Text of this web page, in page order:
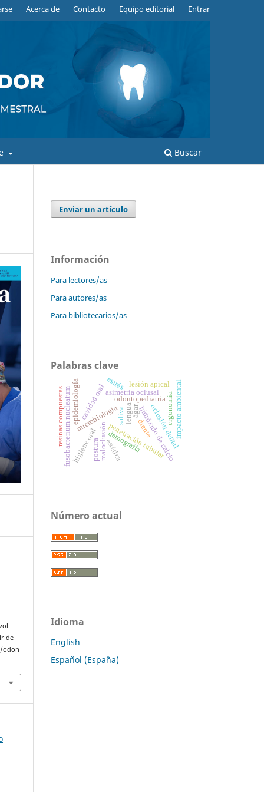
Buscar
Acerca de Contacto Equipo editorial Entrar
de
odon
Enviar un artículo
Información
Para lectores/as
Para autores/as
Para bibliotecarios/as
Palabras clave
microbiologiasaliva ágar
odontopediatria
hidróxido de calcio
penetración tubular
oclusión dental
asimetría oclusal
epidemiología
maloclusión
cavidad oral lengua
estrés
higiene oral demografía
impacto ambiental
fusobacterium nucleatum estética
resinas compuestas ergonomía
postura
lesión apical
diente
Número actual
Idioma
English
Español (España)